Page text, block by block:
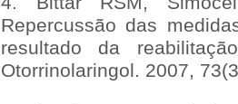
Repercussão das
resultado da
Otorrinolaringol. 2007,